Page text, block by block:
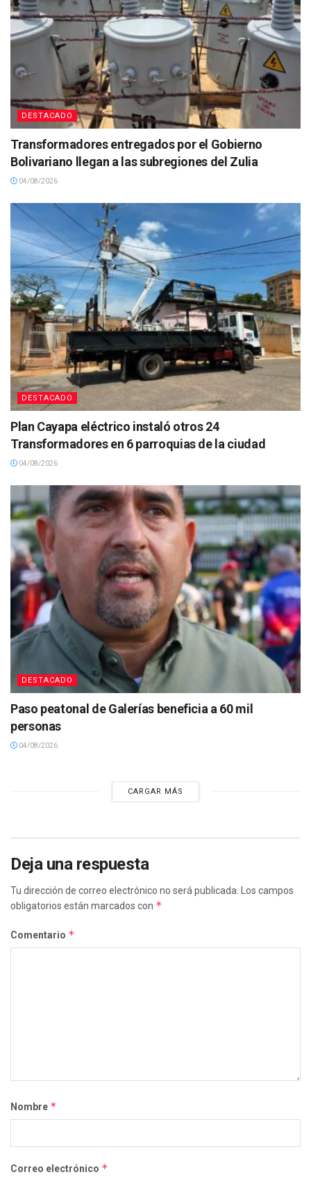
DESTACADO
Transformadores entregados por el Gobierno
Bolivariano llegan a las subregiones del Zulia
04/08/2026
DESTACADO
Plan Cayapa eléctrico instaló otros 24
Transformadores en 6 parroquias de la ciudad
04/08/2026
DESTACADO
Paso peatonal de Galerías beneficia a 60 mil
personas
04/08/2026
CARGAR MÁS
Deja una respuesta
Tu dirección de correo electrónico no será publicada.
Los campos
obligatorios están marcados con *
Comentario *
Nombre *
Correo electrónico *